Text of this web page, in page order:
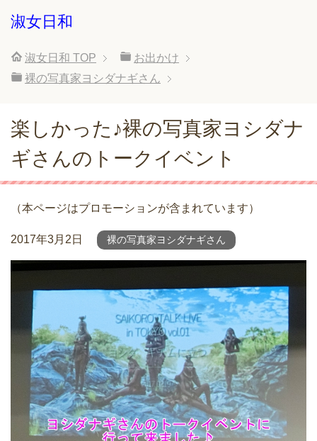
淑女日和
淑女日和 TOP
お出かけ
裸の写真家ヨシダナギさん
楽しかった♪裸の写真家ヨシダナ
ギさんのトークイベント
（本ページはプロモーションが含まれています）
2017年3月2日 裸の写真家ヨシダナギさん